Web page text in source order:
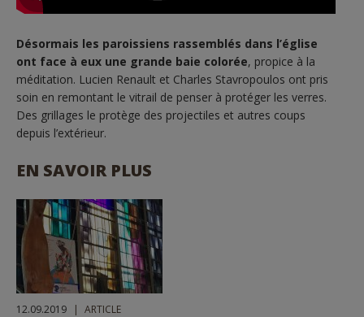
Désormais les paroissiens rassemblés dans l’église
ont face à eux une grande baie colorée, propice à la
méditation. Lucien Renault et Charles Stavropoulos ont pris
soin en remontant le vitrail de penser à protéger les verres.
Des grillages le protège des projectiles et autres coups
depuis l’extérieur.
EN SAVOIR PLUS
12.09.2019 ARTICLE